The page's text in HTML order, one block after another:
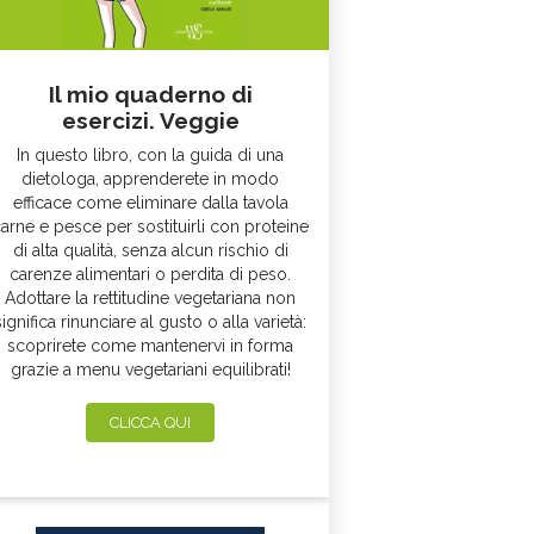
Il mio quaderno di
esercizi. Veggie
In questo libro, con la guida di una
dietologa, apprenderete in modo
efficace come eliminare dalla tavola
e pesce per sostituirli con proteine
di alta qualità, senza alcun rischio di
carenze alimentari o perdita di peso.
Adottare la rettitudine vegetariana non
rinunciare al gusto o alla varietà:
scoprirete come mantenervi in forma
grazie a menu vegetariani equilibrati!
CLICCA QUI